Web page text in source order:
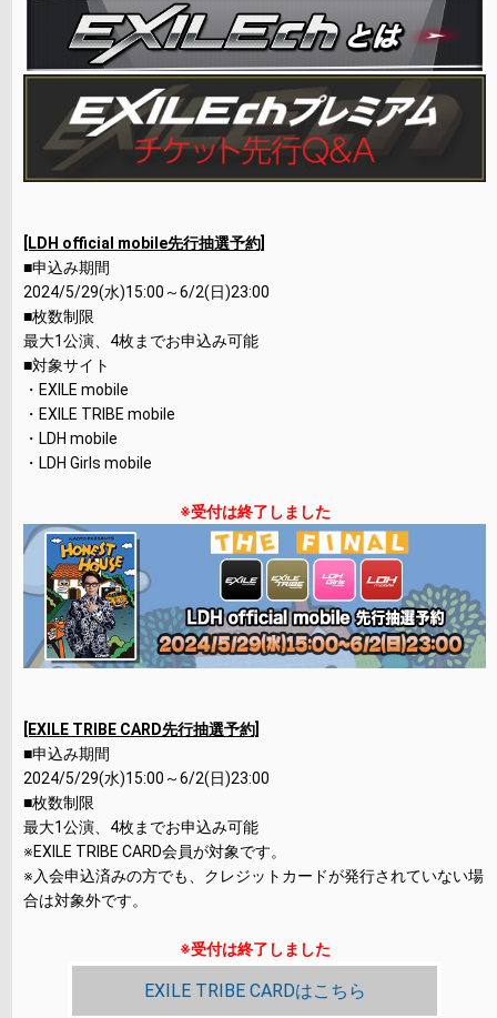
[LDH official mobile先行抽選予約]
■申込み期間
2024/5/29(水)15:00～6/2(日)23:00
■枚数制限
最大1公演、4枚までお申込み可能
■対象サイト
・EXILE mobile
・EXILE TRIBE mobile
・LDH mobile
・LDH Girls mobile
※受付は終了しました
[EXILE TRIBE CARD先行抽選予約]
■申込み期間
2024/5/29(水)15:00～6/2(日)23:00
■枚数制限
最大1公演、4枚までお申込み可能
※EXILE TRIBE CARD会員が対象です。
※入会申込済みの方でも、クレジットカードが発行されていない場
合は対象外です。
※受付は終了しました
EXILE TRIBE CARDはこちら